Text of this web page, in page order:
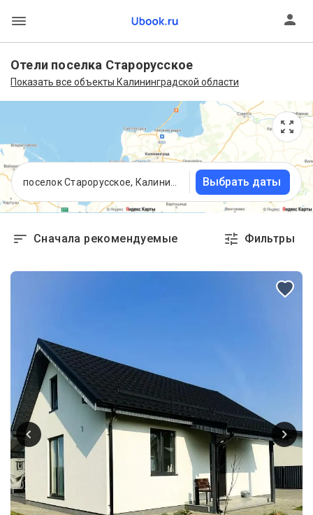
Отели поселка Старорусское
Показать все объекты Калининградской области
Выбрать даты
Сначала рекомендуемые Фильтры